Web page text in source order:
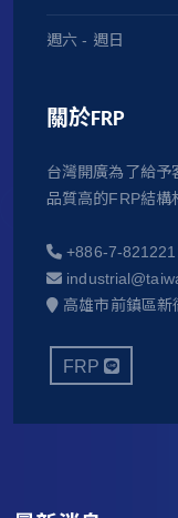
週六 - 週日
關於FRP
台灣開廣為了給予
品質高的FRP結構
+886-7-
高雄市前鎮區
FRP